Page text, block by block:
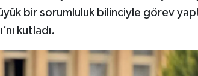
bir sorumluluk bilinciyle görev
kutladı.